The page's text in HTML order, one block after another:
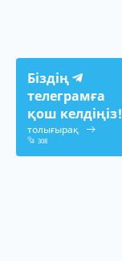
Біздің
телеграмға
қош келдіңіз!
толығырақ
308